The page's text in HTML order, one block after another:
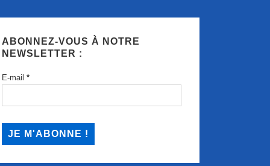
ABONNEZ-VOUS À NOTRE
NEWSLETTER :
E-mail*